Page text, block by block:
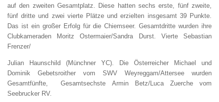
auf den zweiten Gesamtplatz. Diese hatten sechs erste, fünf zweite,
fünf dritte und zwei vierte Plätze und erzielten insgesamt 39 Punkte.
Das ist ein großer Erfolg für die Chiemseer. Gesamtdritte wurden ihre
Clubkameraden Moritz Ostermaier/Sandra Durst. Vierte Sebastian
Frenzer/
Julian Haunschild (Münchner YC). Die Österreicher Michael und
Dominik Gebetsroither vom SWV Weyreggam/Attersee wurden
Gesamtfünfte, Gesamtsechste Armin Betz/Luca Zuerche vom
Seebrucker RV.